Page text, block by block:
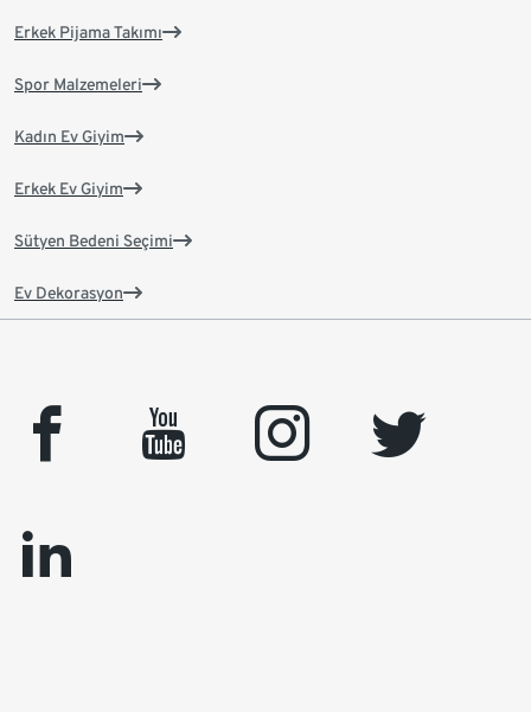
Erkek Pijama Takımı
Spor Malzemeleri
Kadın Ev Giyim
Erkek Ev Giyim
Sütyen Bedeni Seçimi
Ev Dekorasyon
facebook youtube instagram
twitter
linkedin